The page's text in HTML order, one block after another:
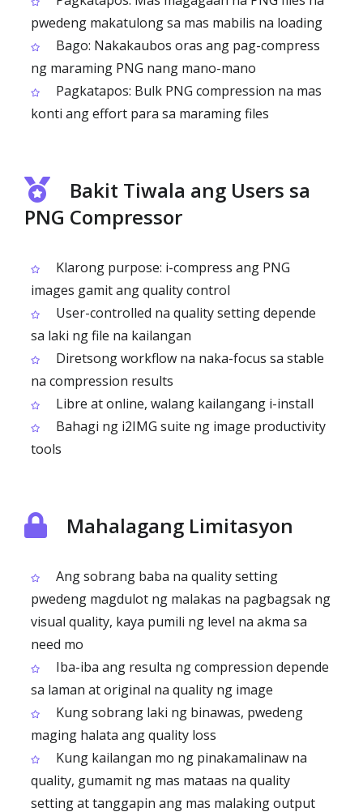
pwedeng makatulong sa mas mabilis na loading
Bago: Nakakaubos oras ang pag-compress
ng maraming PNG nang mano-mano
Pagkatapos: Bulk PNG compression na mas
konti ang effort para sa maraming files
Bakit Tiwala ang Users sa
PNG Compressor
Klarong purpose: i-compress ang PNG
images gamit ang quality control
User-controlled na quality setting depende
sa laki ng file na kailangan
Diretsong workflow na naka-focus sa stable
na compression results
Libre at online, walang kailangang i-install
Bahagi ng i2IMG suite ng image productivity
tools
Mahalagang Limitasyon
Ang sobrang baba na quality setting
pwedeng magdulot ng malakas na pagbagsak ng
visual quality, kaya pumili ng level na akma sa
need mo
Iba-iba ang resulta ng compression depende
sa laman at original na quality ng image
Kung sobrang laki ng binawas, pwedeng
maging halata ang quality loss
Kung kailangan mo ng pinakamalinaw na
quality, gumamit ng mas mataas na quality
setting at tanggapin ang mas malaking output